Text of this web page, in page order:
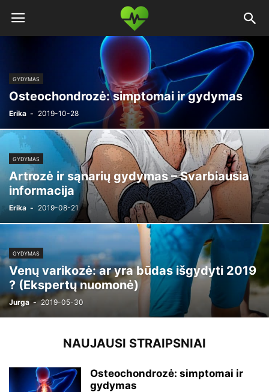
GYDYMAS
Osteochondrozė: simptomai ir gydymas
Erika - 2019-10-28
GYDYMAS
Artrozė ir sąnarių gydymas – Svarbiausia
informacija
Erika - 2019-08-21
GYDYMAS
Venų varikozė: ar yra būdas išgydyti 2019
? (Ekspertų nuomonė)
Jurga - 2019-05-30
NAUJAUSI STRAIPSNIAI
Osteochondrozė: simptomai ir
gydymas